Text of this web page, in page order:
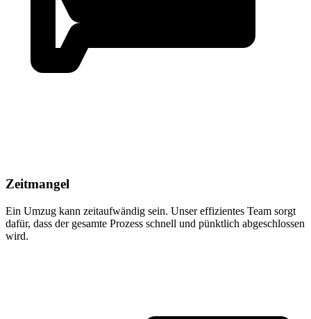
Zeitmangel
Ein Umzug kann zeitaufwändig sein. Unser effizientes Team sorgt
dafür, dass der gesamte Prozess schnell und pünktlich abgeschlossen
wird.